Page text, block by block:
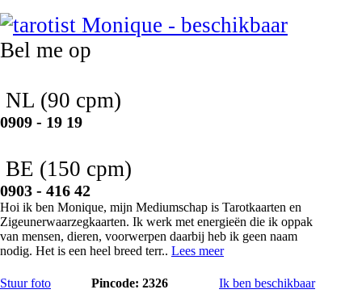
Bel me op
NL (90 cpm)
0909 - 19 19
BE (150 cpm)
0903 - 416 42
Hoi ik ben Monique, mijn Mediumschap is Tarotkaarten en
Zigeunerwaarzegkaarten. Ik werk met energieën die ik oppak
van mensen, dieren, voorwerpen daarbij heb ik geen naam
nodig. Het is een heel breed terr.. Lees meer
Stuur foto Pincode: 2326 Ik ben beschikbaar